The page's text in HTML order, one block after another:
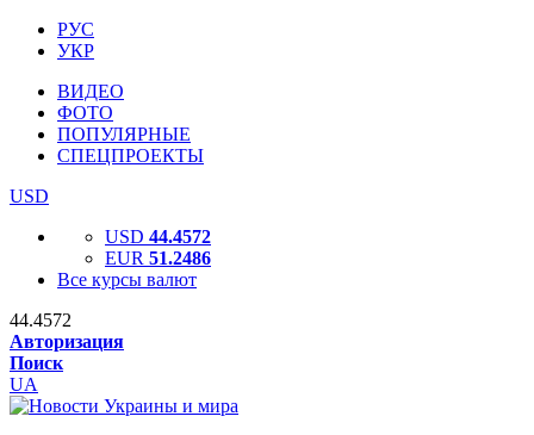
РУС
УКР
ВИДЕО
ФОТО
ПОПУЛЯРНЫЕ
СПЕЦПРОЕКТЫ
USD
USD 44.4572
EUR 51.2486
Все курсы валют
44.4572
Авторизация
Поиск
UA